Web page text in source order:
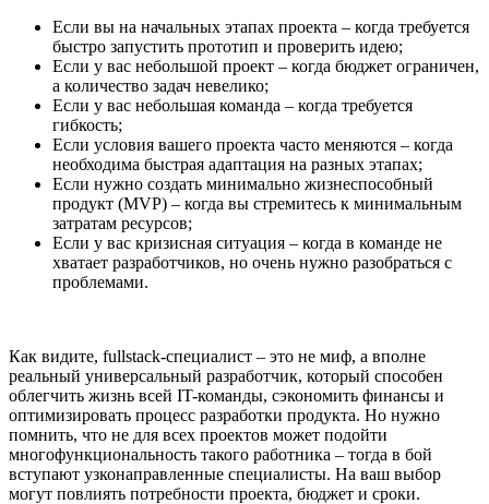
Если вы на начальных этапах проекта – когда требуется
быстро запустить прототип и проверить идею;
Если у вас небольшой проект – когда бюджет ограничен,
а количество задач невелико;
Если у вас небольшая команда – когда требуется
гибкость;
Если условия вашего проекта часто меняются – когда
необходима быстрая адаптация на разных этапах;
Если нужно создать минимально жизнеспособный
продукт (MVP) – когда вы стремитесь к минимальным
затратам ресурсов;
Если у вас кризисная ситуация – когда в команде не
хватает разработчиков, но очень нужно разобраться с
проблемами.
Как видите, fullstack-специалист – это не миф, а вполне
реальный универсальный разработчик, который способен
облегчить жизнь всей IT-команды, сэкономить финансы и
оптимизировать процесс разработки продукта. Но нужно
помнить, что не для всех проектов может подойти
многофункциональность такого работника – тогда в бой
вступают узконаправленные специалисты. На ваш выбор
могут повлиять потребности проекта, бюджет и сроки.